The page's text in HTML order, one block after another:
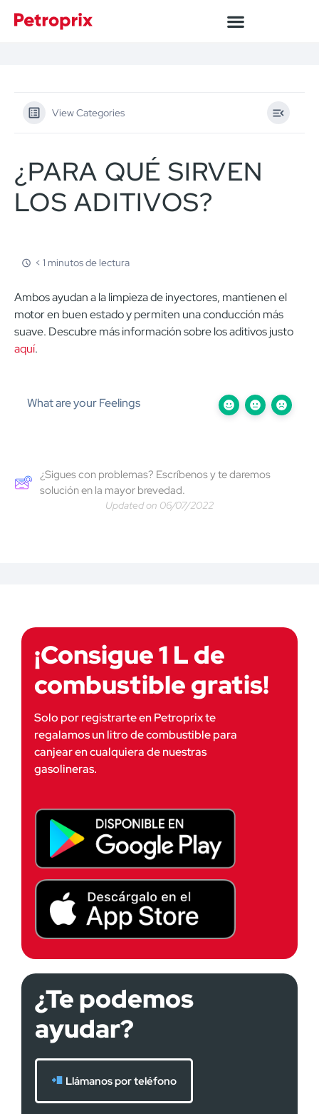
View Categories
¿PARA QUÉ SIRVEN
LOS ADITIVOS?
< 1 minutos de lectura
Ambos ayudan a la limpieza de inyectores, mantienen el
motor en buen estado y permiten una conducción más
suave. Descubre más información sobre los aditivos justo
aquí.
What are your Feelings
¿Sigues con problemas? Escríbenos y te daremos
solución en la mayor brevedad.
Updated on 06/07/2022
¡Consigue 1 L de
combustible gratis!
Solo por registrarte en Petroprix te
regalamos un litro de combustible para
canjear en cualquiera de nuestras
gasolineras.
¿Te podemos
ayudar?
Llámanos por teléfono